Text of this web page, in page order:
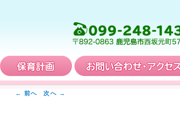
さかもと幼稚園の特徴 保育計画
← 前へ 次へ →